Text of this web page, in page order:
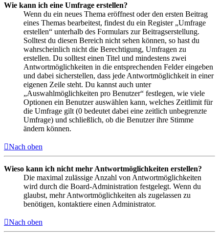
Wie kann ich eine Umfrage erstellen?
Wenn du ein neues Thema eröffnest oder den ersten Beitrag
eines Themas bearbeitest, findest du ein Register „Umfrage
erstellen“ unterhalb des Formulars zur Beitragserstellung.
Solltest du diesen Bereich nicht sehen können, so hast du
wahrscheinlich nicht die Berechtigung, Umfragen zu
erstellen. Du solltest einen Titel und mindestens zwei
Antwortmöglichkeiten in die entsprechenden Felder eingeben
und dabei sicherstellen, dass jede Antwortmöglichkeit in einer
eigenen Zeile steht. Du kannst auch unter
„Auswahlmöglichkeiten pro Benutzer“ festlegen, wie viele
Optionen ein Benutzer auswählen kann, welches Zeitlimit für
die Umfrage gilt (0 bedeutet dabei eine zeitlich unbegrenzte
Umfrage) und schließlich, ob die Benutzer ihre Stimme
ändern können.
Nach oben
Wieso kann ich nicht mehr Antwortmöglichkeiten erstellen?
Die maximal zulässige Anzahl von Antwortmöglichkeiten
wird durch die Board-Administration festgelegt. Wenn du
glaubst, mehr Antwortmöglichkeiten als zugelassen zu
benötigen, kontaktiere einen Administrator.
Nach oben